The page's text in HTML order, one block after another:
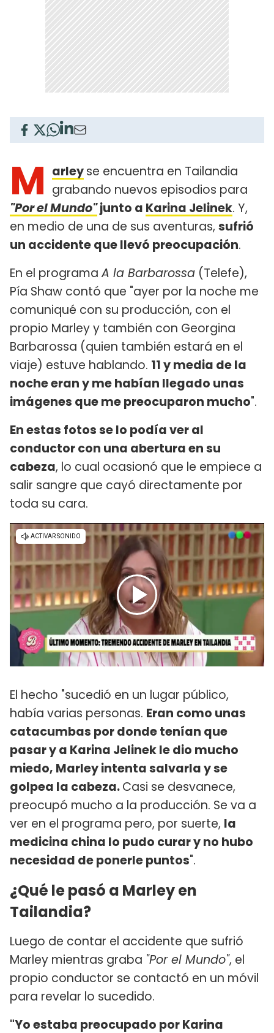
M arleyse encuentra en Tailandia
grabando nuevos episodios para
"Por el Mundo"junto a Karina Jelinek. Y,
en medio de una de sus aventuras, sufrió
un accidente que llevó preocupación.
En el programaA la Barbarossa (Telefe),
Pía Shaw contó que "ayer por la noche me
comuniqué con su producción, con el
propio Marley y también con Georgina
Barbarossa (quien también estará en el
viaje) estuve hablando. 11 y media de la
noche eran y me habían llegado unas
imágenes que me preocuparon mucho".
En estas fotos se lo podía ver al
conductor con una abertura en su
cabeza, lo cual ocasionó que le empiece a
salir sangre que cayó directamente por
toda su cara.
El hecho "sucedió en un lugar público,
había varias personas. Eran como unas
catacumbas por donde tenían que
pasar y a Karina Jelinek le dio mucho
miedo, Marley intenta salvarla y se
golpea la cabeza.Casi se desvanece,
preocupó mucho a la producción. Se va a
ver en el programa pero, por suerte, la
medicina china lo pudo curar y no hubo
necesidad de ponerle puntos".
¿Qué le pasó a Marley en
Tailandia?
Luego de contar el accidente que sufrió
Marley mientras graba "Por el Mundo", el
propio conductor se contactó en un móvil
para revelar lo sucedido.
"Yo estaba preocupado por Karina